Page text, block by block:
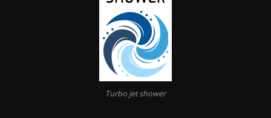
Turbo jet shower